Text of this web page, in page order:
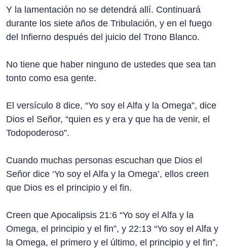
Y la lamentación no se detendrá allí. Continuará
durante los siete años de Tribulación, y en el fuego
del Infierno después del juicio del Trono Blanco.
No tiene que haber ninguno de ustedes que sea tan
tonto como esa gente.
El versículo 8 dice, “Yo soy el Alfa y la Omega”, dice
Dios el Señor, “quien es y era y que ha de venir, el
Todopoderoso”.
Cuando muchas personas escuchan que Dios el
Señor dice ‘Yo soy el Alfa y la Omega’, ellos creen
que Dios es el principio y el fin.
Creen que Apocalipsis 21:6 “Yo soy el Alfa y la
Omega, el principio y el fin”, y 22:13 “Yo soy el Alfa y
la Omega, el primero y el último, el principio y el fin”,